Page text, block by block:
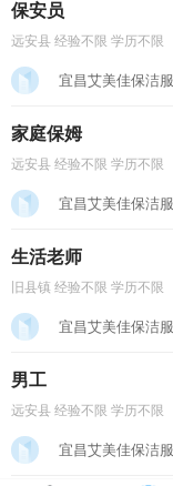
保安员
远安县 经验不限 学历不限
宜昌艾美佳保洁
家庭保姆
远安县 经验不限 学历不限
宜昌艾美佳保洁
生活老师
旧县镇 经验不限 学历不限
宜昌艾美佳保洁
男工
远安县 经验不限 学历不限
宜昌艾美佳保洁